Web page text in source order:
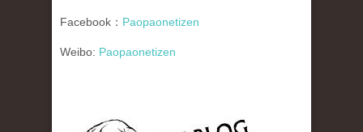
Facebook： Paopaonetizen
Weibo: Paopaonetizen
gfw_blog_small.jpg